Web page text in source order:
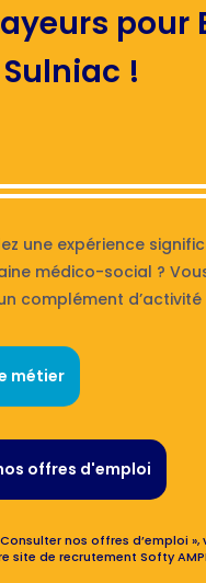
pour
Sulniac !
une expérience
médico-social ?
complément d’activité
métier
offres d'emploi
nos offres d’emploi »,
site de recrutement Softy